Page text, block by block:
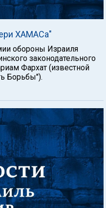
ХАМАСа"
обороны Израиля
законодательного
Фархат (известной
Борьбы").